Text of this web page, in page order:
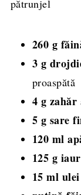
preparare
260 g
3 g
proaspătă
4 g zahăr
5 g sare
120 ml
125 g
15 ml ulei